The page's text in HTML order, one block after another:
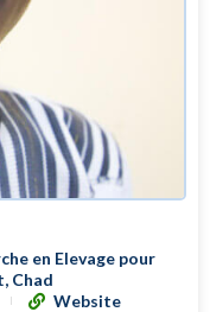
en Elevage pour
Chad
Website